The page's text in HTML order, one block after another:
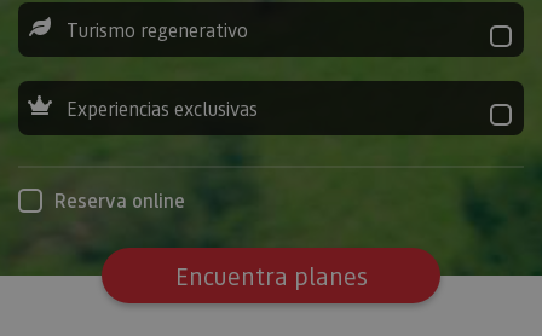
Turismo regenerativo
Experiencias exclusivas
Reserva online
Encuentra planes